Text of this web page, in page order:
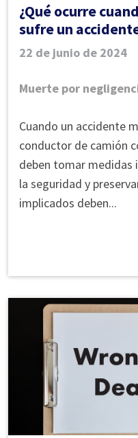
¿Qué ocurre
sufre un
22 de junio de 2024
Muerte por
Qué
sucede
cuando
un
conductor
un
accidente
tráfico
mortal
Cuando un accidente
conductor de camión
deben tomar medidas
la seguridad y
implicados deben...